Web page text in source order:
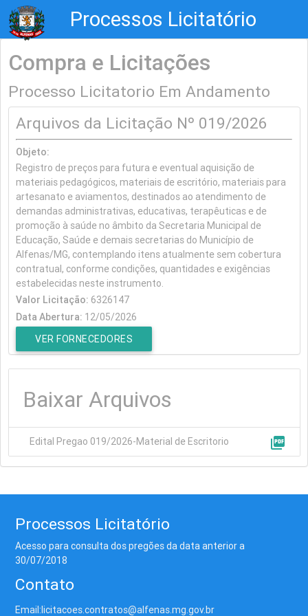
Processos Licitatório
Compra e Licitações
Processo Licitatorio Em Andamento
Arquivos da Licitação Nº 019/2026
Objeto:
Registro de preços para futura e eventual aquisição de
materiais pedagógicos, materiais de escritório, materiais para
artesanato e aviamentos, destinados ao atendimento de
demandas administrativas, educativas, terapêuticas e de
promoção à saúde no âmbito da Secretaria Municipal de
Educação, Saúde e demais secretarias do Município de
Alfenas/MG, contemplando itens atualmente sem cobertura
contratual, conforme condições, quantidades e exigências
estabelecidas neste instrumento.
Valor Licitação: 6326147
Data Abertura: 12/05/2026
VER FORNECEDORES
Baixar Arquivos
Edital Pregao 019/2026-Material de Escritorio picture_as_pdf
Processos Licitatório
Acesso para consulta dos pregões da data anterior a
30/07/2018
Contato
Email:licitacoes.contratos@alfenas.mg.gov.br